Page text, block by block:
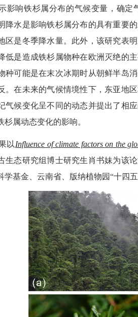
影响铁杉属分布的气候变量，确定
降水是影响铁杉属分布的具有重要
区是冬季降水量。此外， 该研究表
低是造成铁杉属物种在欧洲灭绝的
种可能是在末次冰期时从朝鲜半岛
。在未来的气候情境性下，东亚地
气候变化呈不同的动态并提出了相
杉属动态变化的影响。
以 Influence of climate factors on the
生态研究组博士研究生肖书妹为该
学基金、云南省、版纳植物园“十四五